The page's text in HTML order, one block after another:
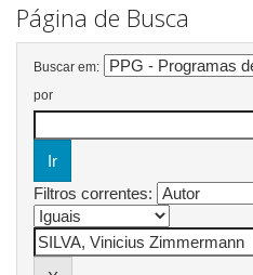
Página de Busca
Buscar em:
por
Filtros correntes: